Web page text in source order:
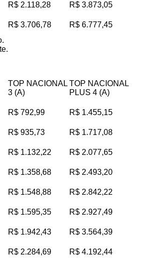
R$ 2.118,28
R$ 3.873,05
R$ 3.706,78
R$ 6.777,45
TOP NACIONAL
3 (A)
TOP NACIONAL
PLUS 4 (A)
R$ 792,99
R$ 1.455,15
R$ 935,73
R$ 1.717,08
R$ 1.132,22
R$ 2.077,65
R$ 1.358,68
R$ 2.493,20
R$ 1.548,88
R$ 2.842,22
R$ 1.595,35
R$ 2.927,49
R$ 1.942,43
R$ 3.564,39
R$ 2.284,69 R$ 4.192,44